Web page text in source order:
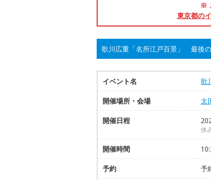
※
東京都の
歌川広重「名所江戸百景」 最後
イベント名 歌
開催場所・会場 太
開催日程
休
開催時間
予約 予